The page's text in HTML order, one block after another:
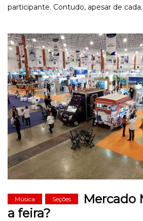
participante. Contudo, apesar de
Música Seções
Mercado
a feira?